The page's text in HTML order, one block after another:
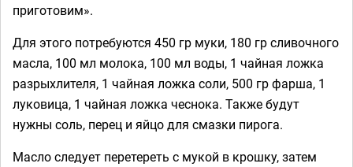
приготовим».
Для этого потребуются 450 гр муки, 180 гр сливочного
масла, 100 мл молока, 100 мл воды, 1 чайная ложка
разрыхлителя, 1 чайная ложка соли, 500 гр фарша, 1
луковица, 1 чайная ложка чеснока. Также будут
нужны соль, перец и яйцо для смазки пирога.
Масло следует перетереть с мукой в крошку, затем